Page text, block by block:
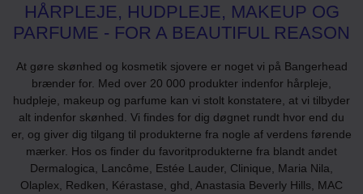
HÅRPLEJE, HUDPLEJE, MAKEUP OG
PARFUME - FOR A BEAUTIFUL REASON
At gøre skønhed og kosmetik sjovere er noget vi på Bangerhead
brænder for. Med over 20 000 produkter indenfor hårpleje,
hudpleje, makeup og parfume kan vi stolt konstatere, at vi tilbyder
alt indenfor skønhed. Vi findes for dig døgnet rundt hvor end du
er, og giver dig tilgang til produkterne fra nogle af verdens førende
mærker. Hos os finder du favoritprodukterne fra blandt andet
Dermalogica, Lancôme, Estée Lauder, Clinique, Maria Nila,
Olaplex, Redken, Kérastase, ghd, Anastasia Beverly Hills, MAC